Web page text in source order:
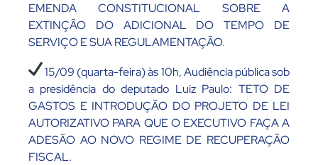
EMENDA CONSTITUCIONAL SOBRE A
EXTINÇÃO DO ADICIONAL DO TEMPO DE
SERVIÇO E SUA REGULAMENTAÇÃO.
15/09 (quarta-feira) às 10h, Audiência pública sob
a presidência do deputado Luiz Paulo: TETO DE
GASTOS E INTRODUÇÃO DO PROJETO DE LEI
AUTORIZATIVO PARA QUE O EXECUTIVO FAÇA A
ADESÃO AO NOVO REGIME DE RECUPERAÇÃO
FISCAL.